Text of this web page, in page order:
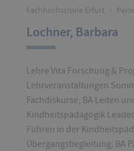
Fachhochschule Erfurt ›
Lochner, Barbara
Lehre Vita Forschung &
Lehrveranstaltungen
Fachdiskurse, BA Leiten
Kindheitspädagogik
Führen in der
Übergangsbegleitung, BA